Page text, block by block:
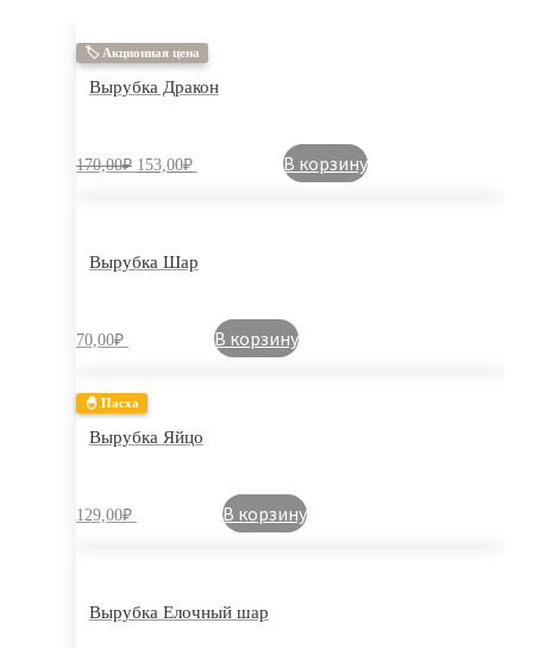
🏷 Акционная цена
Вырубка Дракон
170,00₽ 153,00₽ В корзину
Вырубка Шар
70,00₽ В корзину
🐣 Пасха
Вырубка Яйцо
129,00₽ В корзину
Вырубка Елочный шар